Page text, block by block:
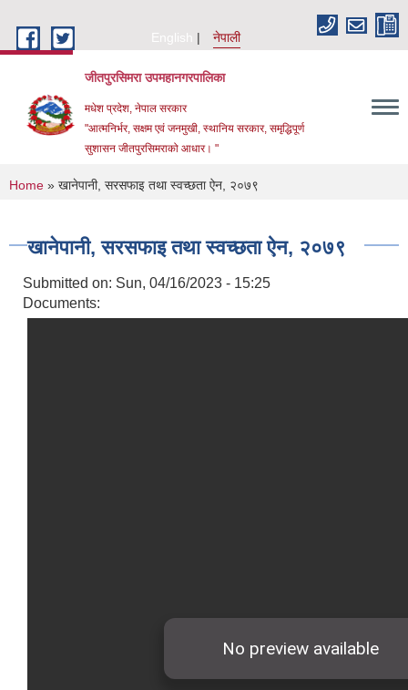
English
नेपाली
जीतपुरसिमरा उपमहानगरपालिका
मधेश प्रदेश, नेपाल सरकार
"आत्मनिर्भर, सक्षम एवं जनमुखी, स्थानिय सरकार, समृद्धिपूर्ण
सुशासन जीतपुरसिमराको आधार। "
You are here
Home » खानेपानी, सरसफाइ तथा स्वच्छता ऐन, २०७९
खानेपानी, सरसफाइ तथा स्वच्छता ऐन, २०७९
Submitted on: Sun, 04/16/2023 - 15:25
Documents: